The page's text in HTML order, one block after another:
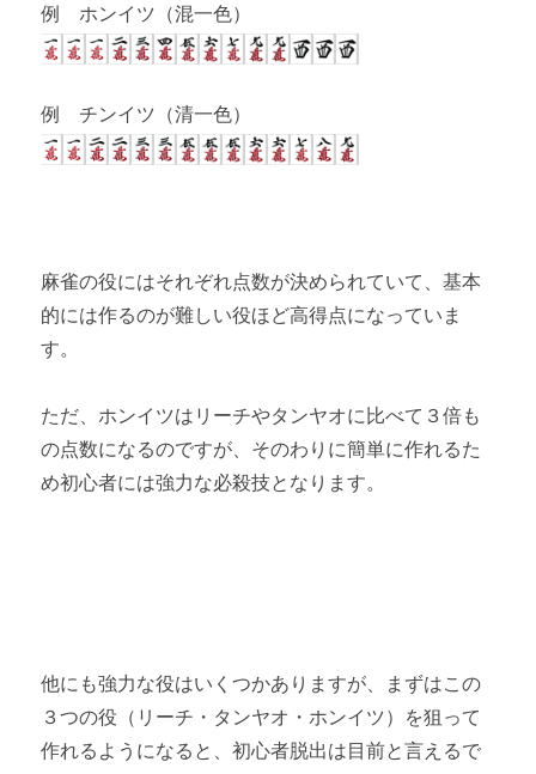
例 ホンイツ（混一色）
例 チンイツ（清一色）
麻雀の役にはそれぞれ点数が決められていて、基本
的には作るのが難しい役ほど高得点になっていま
す。
ただ、ホンイツはリーチやタンヤオに比べて３倍も
の点数になるのですが、そのわりに簡単に作れるた
め初心者には強力な必殺技となります。
他にも強力な役はいくつかありますが、まずはこの
３つの役（リーチ・タンヤオ・ホンイツ）を狙って
作れるようになると、初心者脱出は目前と言えるで